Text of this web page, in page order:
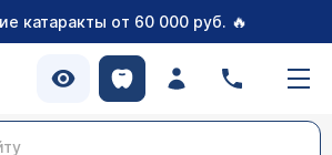
катаракты от 60 000 руб. 🔥